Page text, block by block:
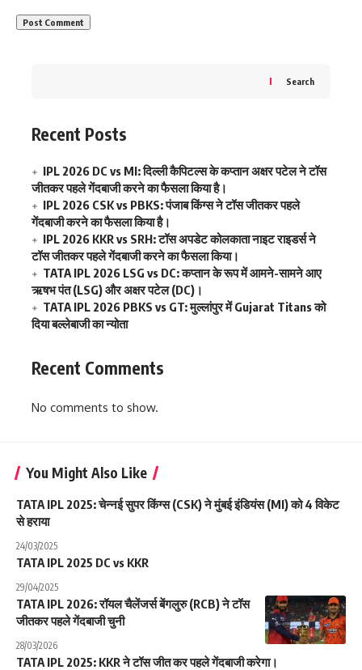
Search
Recent Posts
IPL 2026 DC vs MI: दिल्ली कैपिटल्स के कप्तान अक्षर पटेल ने टॉस
जीतकर पहले गेंदबाजी करने का फैसला किया है।
IPL 2026 CSK vs PBKS: पंजाब किंग्स ने टॉस जीतकर पहले
गेंदबाजी करने का फैसला किया है।
IPL 2026 KKR vs SRH: टॉस अपडेट कोलकाता नाइट राइडर्स ने
टॉस जीतकर पहले गेंदबाजी करने का फैसला किया।
TATA IPL 2026 LSG vs DC: कप्तान के रूप में आमने-सामने आए
ऋषभ पंत (LSG) और अक्षर पटेल (DC)।
TATA IPL 2026 PBKS vs GT: मुल्लांपुर में Gujarat Titans को
दिया बल्लेबाजी का न्योता
Recent Comments
No comments to show.
You Might Also Like
TATA IPL 2025: चेन्नई सुपर किंग्स (CSK) ने मुंबई इंडियंस (MI) को 4 विकेट
से हराया
24/03/2025
TATA IPL 2025 DC vs KKR
29/04/2025
TATA IPL 2026: रॉयल चैलेंजर्स बेंगलुरु (RCB) ने टॉस
जीतकर पहले गेंदबाजी चुनी
28/03/2026
TATA IPL 2025: KKR ने टॉस जीत कर पहले गेंदबाजी करेगा।